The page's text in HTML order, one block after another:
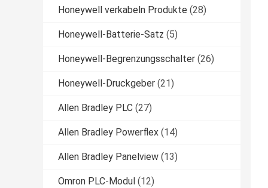
Honeywell verkabeln Produkte (28)
Honeywell-Batterie-Satz (5)
Honeywell-Begrenzungsschalter (26)
Honeywell-Druckgeber (21)
Allen Bradley PLC (27)
Allen Bradley Powerflex (14)
Allen Bradley Panelview (13)
Omron PLC-Modul (12)